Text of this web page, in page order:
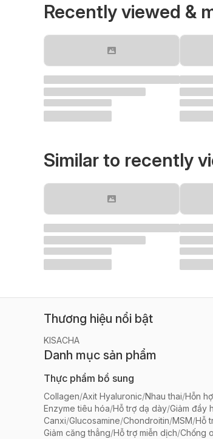
Recently viewed &
Similar to recently
Thương hiệu nổi bật
KISACHA
Danh mục sản phẩm
Thực phẩm bổ sung
Collagen/Axit Hyaluronic/Nhau thai/Hỗn
Enzyme tiêu hóa/Hỗ trợ dạ dày/Giảm đầy
Canxi/Glucosamine/Chondroitin/MSM/Hỗ
Giảm căng thẳng/Hỗ trợ miễn dịch/Chống